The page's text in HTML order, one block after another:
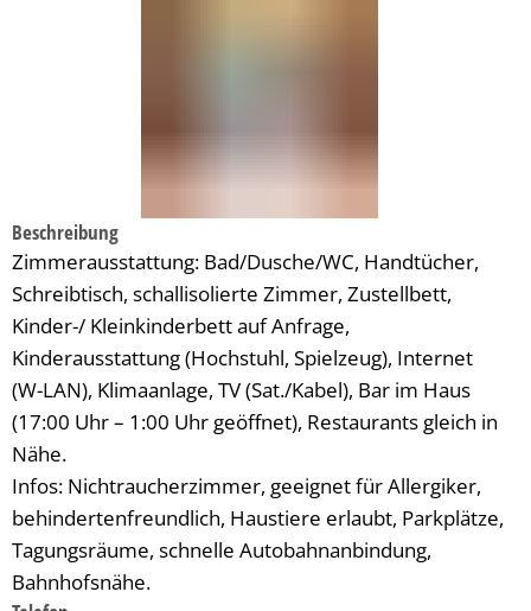
Beschreibung
Zimmerausstattung: Bad/Dusche/WC, Handtücher,
Schreibtisch, schallisolierte Zimmer, Zustellbett,
Kinder-/ Kleinkinderbett auf Anfrage,
Kinderausstattung (Hochstuhl, Spielzeug), Internet
(W-LAN), Klimaanlage, TV (Sat./Kabel), Bar im Haus
(17:00 Uhr – 1:00 Uhr geöffnet), Restaurants gleich in
Nähe.
Infos: Nichtraucherzimmer, geeignet für Allergiker,
behindertenfreundlich, Haustiere erlaubt, Parkplätze,
Tagungsräume, schnelle Autobahnanbindung,
Bahnhofsnähe.